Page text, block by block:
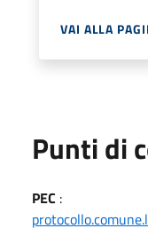
VAI ALLA
Punti di
PEC :